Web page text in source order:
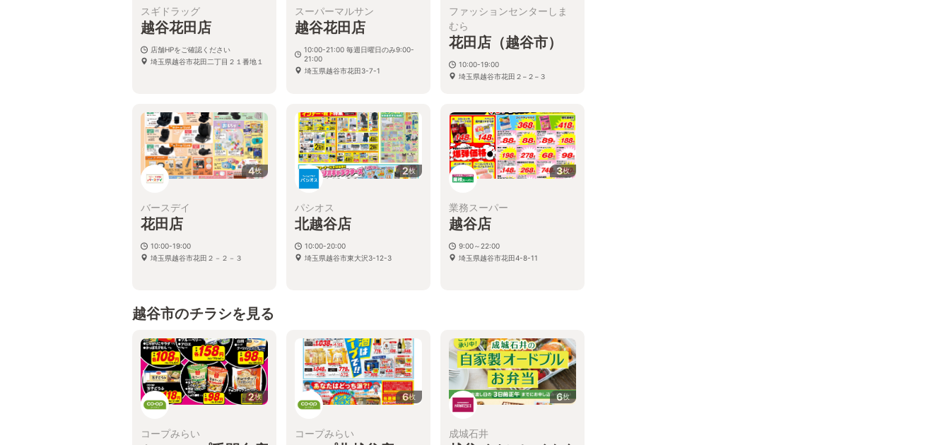
スギドラッグ
越谷花田店
店舗HPをご確認ください
埼玉県越谷市花田二丁目２１番地１
スーパーマルサン
越谷花田店
10:00-21:00 毎週日曜日のみ9:00-
21:00
埼玉県越谷市花田3-7-1
ファッションセンターしま
むら
花田店（越谷市）
10:00-19:00
埼玉県越谷市花田２−２−３
4枚
バースデイ
花田店
10:00-19:00
埼玉県越谷市花田２－２－３
2枚
パシオス
北越谷店
10:00-20:00
埼玉県越谷市東大沢3-12-3
3枚
業務スーパー
越谷店
9:00～22:00
埼玉県越谷市花田4-8-11
越谷市のチラシを見る
2枚
コープみらい
6枚
コープみらい
6枚
成城石井